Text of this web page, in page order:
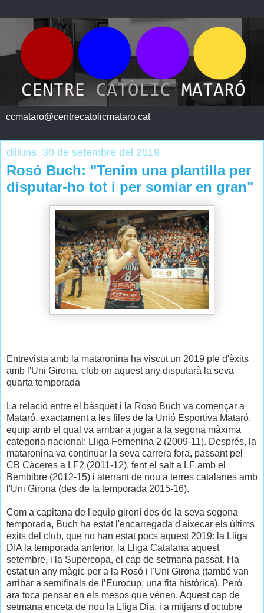
ccmataro@centrecatolicmataro.cat
dilluns, 30 de setembre del 2019
Rosó Buch: "Tenim una plantilla per
disputar-ho tot i per somiar en gran"
Entrevista amb la mataronina ha viscut un 2019 ple d'èxits
amb l'Uni Girona, club on aquest any disputarà la seva
quarta temporada
La relació entre el bàsquet i la Rosó Buch va començar a
Mataró, exactament a les files de la Unió Esportiva Mataró,
equip amb el qual va arribar a jugar a la segona màxima
categoria nacional: Lliga Femenina 2 (2009-11). Després, la
mataronina va continuar la seva carrera fora, passant pel
CB Càceres a LF2 (2011-12), fent el salt a LF amb el
Bembibre (2012-15) i aterrant de nou a terres catalanes amb
l'Uni Girona (des de la temporada 2015-16).
Com a capitana de l'equip gironí des de la seva segona
temporada, Buch ha estat l'encarregada d'aixecar els últims
èxits del club, que no han estat pocs aquest 2019: la Lliga
DIA la temporada anterior, la Lliga Catalana aquest
setembre, i la Supercopa, el cap de setmana passat. Ha
estat un any màgic per a la Rosó i l'Uni Girona (també van
arribar a semifinals de l’Eurocup, una fita històrica). Però
ara toca pensar en els mesos que vénen. Aquest cap de
setmana enceta de nou la Lliga Dia, i a mitjans d'octubre